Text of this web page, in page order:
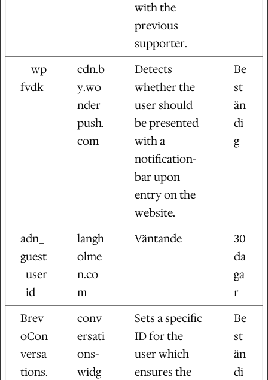
with the
previous
supporter.
__wp
fvdk
cdn.b
y.wo
nder
push.
com
Detects
whether the
user should
be presented
with a
notification-
bar upon
entry on the
website.
Be
st
än
di
g
adn_
guest
_user
_id
langh
olme
n.co
m
Väntande
30
da
ga
r
Brev
oCon
versa
tions.
conv
ersati
ons-
widg
Sets a specific
ID for the
user which
ensures the
Be
st
än
di